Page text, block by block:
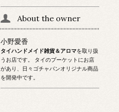
About the owner
小野愛香
タイハンドメイド雑貨＆アロマを取り扱
うお店です。 タイのプーケットにお店
があり、日々ゴチャパンオリジナル商品
を開発中です。